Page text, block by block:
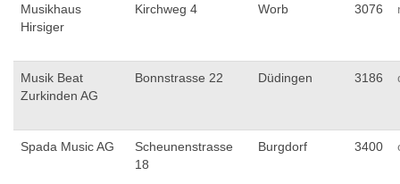
Musikhaus
Hirsiger
Kirchweg 4 Worb 3076
Musik Beat
Zurkinden AG
Bonnstrasse 22 Düdingen 3186
Spada Music AG
Scheunenstrasse
18
Burgdorf 3400